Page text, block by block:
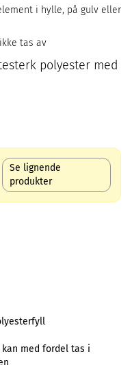
i hylle, på gulv eller
tas av
polyester med
Se lignende
produkter
kan med fordel tas i